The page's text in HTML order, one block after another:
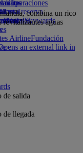
niños
operaciones
AirlineFundación
an external link in
Skywards
una reserva
viajes
combina un rico
revitalizantes aguas
de salida
de llegada